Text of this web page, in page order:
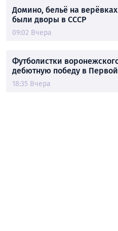
Домино, бельё на
были дворы в СССР
09:02 Вчера
Футболистки
дебютную победу в
18:35 Вчера